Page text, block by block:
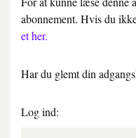
abonnement. Hvis du
et her.
Har du glemt din
Log ind: